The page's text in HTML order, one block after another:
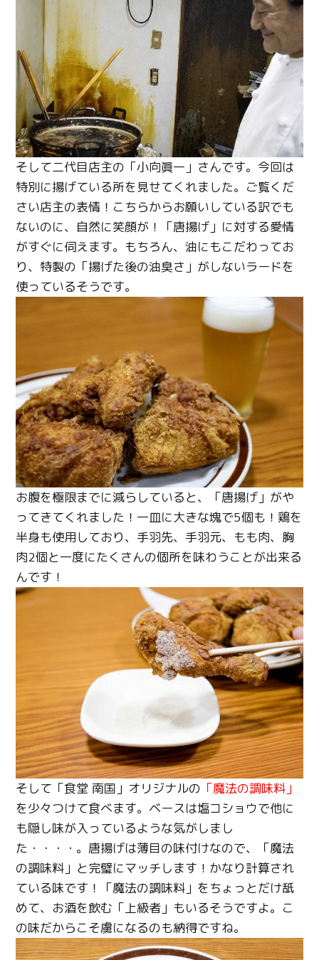
そして二代目店主の「小向眞一」さんです。今回は
特別に揚げている所を見せてくれました。ご覧くだ
さい店主の表情！こちらからお願いしている訳でも
ないのに、自然に笑顔が！「唐揚げ」に対する愛情
がすぐに伺えます。もちろん、油にもこだわってお
り、特製の「揚げた後の油臭さ」がしないラードを
使っているそうです。
お腹を極限までに減らしていると、「唐揚げ」がや
ってきてくれました！一皿に大きな塊で5個も！鶏を
半身も使用しており、手羽先、手羽元、もも肉、胸
肉2個と一度にたくさんの個所を味わうことが出来る
んです！
そして「食堂 南国」オリジナルの 「魔法の調味料」
を少々つけて食べます。ベースは塩コショウで他に
も隠し味が入っているような気がしまし
た・・・・。唐揚げは薄目の味付けなので、「魔法
の調味料」と完璧にマッチします！かなり計算され
ている味です！「魔法の調味料」をちょっとだけ舐
めて、お酒を飲む「上級者」もいるそうですよ。こ
の味だからこそ虜になるのも納得ですね。